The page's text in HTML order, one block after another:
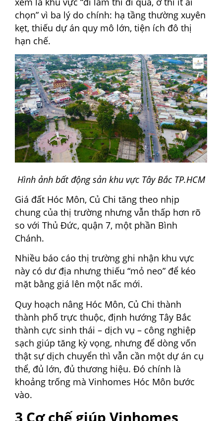
chọn” vì ba lý do chính: hạ tầng thường xuyên
kẹt, thiếu dự án quy mô lớn, tiện ích đô thị
hạn chế.
Hình ảnh bất động sản khu vực Tây Bắc TP.HCM
Giá đất Hóc Môn, Củ Chi tăng theo nhịp
chung của thị trường nhưng vẫn thấp hơn rõ
so với Thủ Đức, quận 7, một phần Bình
Chánh.
Nhiều báo cáo thị trường ghi nhận khu vực
này có dư địa nhưng thiếu “mỏ neo” để kéo
mặt bằng giá lên một nấc mới.
Quy hoạch nâng Hóc Môn, Củ Chi thành
thành phố trực thuộc, định hướng Tây Bắc
thành cực sinh thái – dịch vụ – công nghiệp
sạch giúp tăng kỳ vọng, nhưng để dòng vốn
thật sự dịch chuyển thì vẫn cần một dự án cụ
thể, đủ lớn, đủ thương hiệu. Đó chính là
khoảng trống mà Vinhomes Hóc Môn bước
vào.
3 Cơ chế giúp Vinhomes